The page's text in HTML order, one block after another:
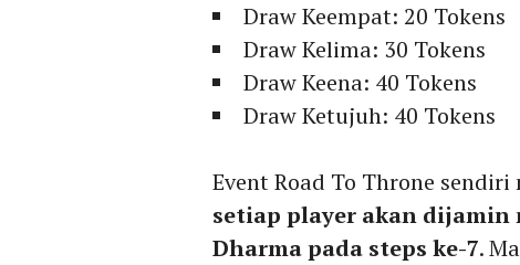
Draw Keempat: 20 Tokens
Draw Kelima: 30 Tokens
Draw Keena: 40 Tokens
Draw Ketujuh: 40 Tokens
Event Road To Throne sendiri
setiap player akan dijamin
Dharma pada steps ke-7.